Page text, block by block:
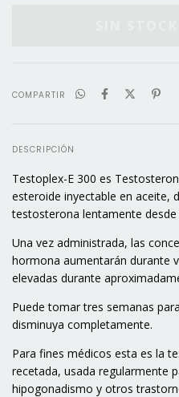
COMPARTIR
DESCRIPCIÓN
Testoplex-E 300 es
esteroide inyectable en aceite,
testosterona lentamente desde
Una vez administrada, las
hormona aumentarán durante
elevadas durante
Puede tomar tres semanas
disminuya completamente.
Para fines médicos esta es la
recetada, usada regularmente
hipogonadismo y otros